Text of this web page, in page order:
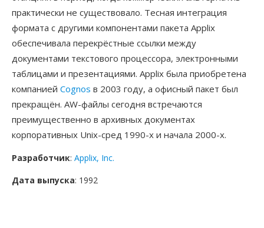
практически не существовало. Тесная интеграция
формата с другими компонентами пакета Applix
обеспечивала перекрёстные ссылки между
документами текстового процессора, электронными
таблицами и презентациями. Applix была приобретена
компанией Cognos в 2003 году, а офисный пакет был
прекращён. AW-файлы сегодня встречаются
преимущественно в архивных документах
корпоративных Unix-сред 1990-х и начала 2000-х.
Разработчик: Applix, Inc.
Дата выпуска: 1992